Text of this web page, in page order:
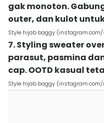
gak monoton.
outer, dan kulot
Style hijab baggy (instagram.com/
7. Styling sweater
parasut, pasmina
cap. OOTD kasual
Style hijab baggy (instagram.com/